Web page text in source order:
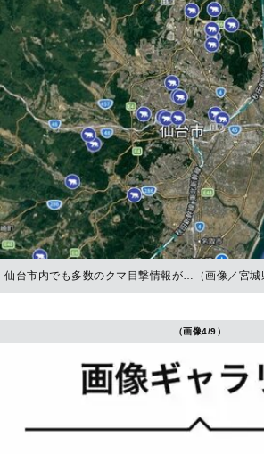
仙台市内でも多数のクマ目撃情報が…（画像／宮城
（画像4/9）